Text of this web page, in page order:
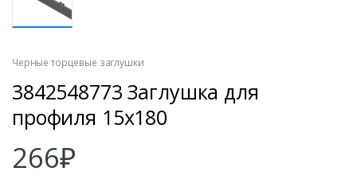
Черные торцевые заглушки
3842548773 Заглушка для
профиля 15х180
266₽